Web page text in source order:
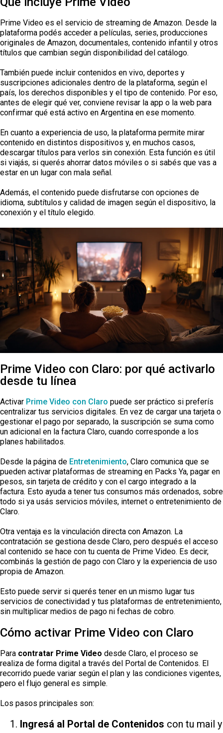
Prime Video es el servicio de streaming de Amazon. Desde la
plataforma podés acceder a películas, series, producciones
originales de Amazon, documentales, contenido infantil y otros
títulos que cambian según disponibilidad del catálogo.
También puede incluir contenidos en vivo, deportes y
suscripciones adicionales dentro de la plataforma, según el
país, los derechos disponibles y el tipo de contenido. Por eso,
antes de elegir qué ver, conviene revisar la app o la web para
confirmar qué está activo en Argentina en ese momento.
En cuanto a experiencia de uso, la plataforma permite mirar
contenido en distintos dispositivos y, en muchos casos,
descargar títulos para verlos sin conexión. Esta función es útil
si viajás, si querés ahorrar datos móviles o si sabés que vas a
estar en un lugar con mala señal.
Además, el contenido puede disfrutarse con opciones de
idioma, subtítulos y calidad de imagen según el dispositivo, la
conexión y el título elegido.
Prime Video con Claro: por qué activarlo
desde tu línea
Activar Prime Video con Claro puede ser práctico si preferís
centralizar tus servicios digitales. En vez de cargar una tarjeta o
gestionar el pago por separado, la suscripción se suma como
un adicional en la factura Claro, cuando corresponde a los
planes habilitados.
Desde la página de Entretenimiento, Claro comunica que se
pueden activar plataformas de streaming en Packs Ya, pagar en
pesos, sin tarjeta de crédito y con el cargo integrado a la
factura. Esto ayuda a tener tus consumos más ordenados, sobre
todo si ya usás servicios móviles, internet o entretenimiento de
Claro.
Otra ventaja es la vinculación directa con Amazon. La
contratación se gestiona desde Claro, pero después el acceso
al contenido se hace con tu cuenta de Prime Video. Es decir,
combinás la gestión de pago con Claro y la experiencia de uso
propia de Amazon.
Esto puede servir si querés tener en un mismo lugar tus
servicios de conectividad y tus plataformas de entretenimiento,
sin multiplicar medios de pago ni fechas de cobro.
Cómo activar Prime Video con Claro
Para contratar Prime Video desde Claro, el proceso se
realiza de forma digital a través del Portal de Contenidos. El
recorrido puede variar según el plan y las condiciones vigentes,
pero el flujo general es simple.
Los pasos principales son:
Ingresá al Portal de Contenidos con tu mail y